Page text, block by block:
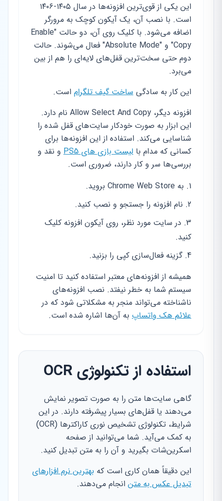
این یکی از قوی‌ترین افزونه‌ها در سال ۱۴۰۵-۱۴۰۶
است. با نصب آن، یک آیکون کوچک به مرورگر
اضافه می‌شود. با کلیک روی آن، دو حالت "Enable
Copy" و "Absolute Mode" فعال می‌شوند. حالت
دوم حتی سخت‌ترین قفل‌های لایه‌ای را هم از بین
می‌برد.
این کار به سادگی ساخت گیف تلگرام است.
افزونه دیگر، Allow Select And Copy نام دارد.
این ابزار به صورت خودکار سایت‌های قفل شده را
شناسایی می‌کند. استفاده از این افزونه‌ها برای
کسانی که مدام با لیست بازی های PS5
و نقد و
بررسی‌ها سر و کار دارند، ضروری است.
به Chrome Web Store بروید.
نام افزونه را جستجو و نصب کنید.
در سایت مورد نظر، روی آیکون افزونه کلیک
کنید.
گزینه فعال‌سازی کپی را بزنید.
همیشه از افزونه‌های معتبر استفاده کنید تا امنیت
سیستم شما به خطر نیفتد. نصب افزونه‌های
ناشناخته می‌تواند منجر به مشکلاتی شود که در
علائم هک واتساپ به آن‌ها اشاره شده است.
استفاده از تکنولوژی OCR
گاهی سایت‌ها متن را به صورت تصویر نمایش
می‌دهند یا قفل‌های بسیار پیشرفته دارند. در این
شرایط، تکنولوژی تشخیص نوری کاراکترها (OCR)
به کمک می‌آید. شما می‌توانید از صفحه
اسکرین‌شات بگیرید و آن را به متن تبدیل کنید.
این دقیقاً همان کاری است که بهترین نرم افزارهای
تبدیل عکس به متن انجام می‌دهند.